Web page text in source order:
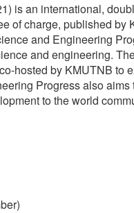
is an international,
of charge, published by
and Engineering
and engineering.
hosted by KMUTNB to
Progress also aims
to the world